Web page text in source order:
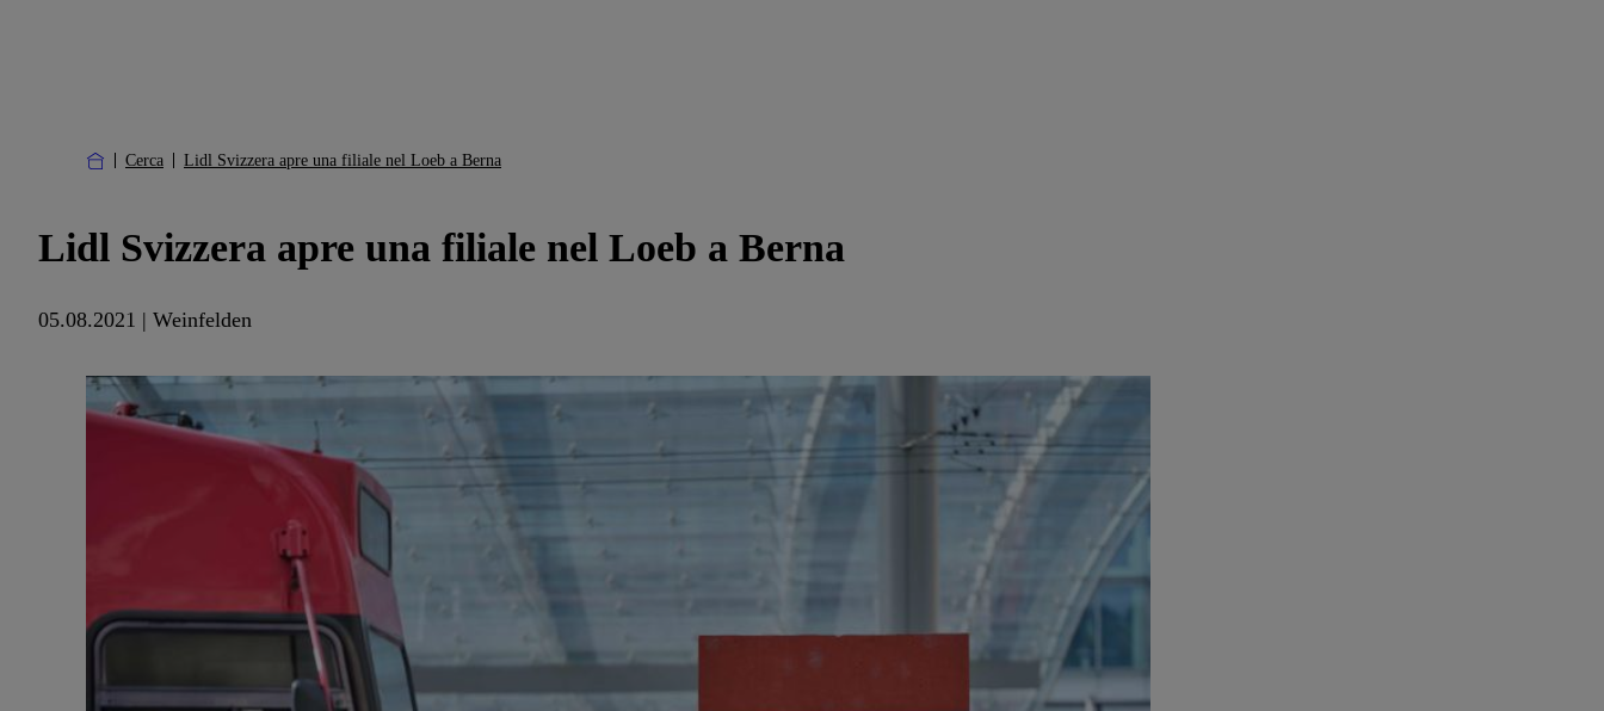
Cerca Lidl Svizzera apre una filiale nel Loeb a Berna
Lidl Svizzera apre una filiale nel Loeb a Berna
05.08.2021 | Weinfelden